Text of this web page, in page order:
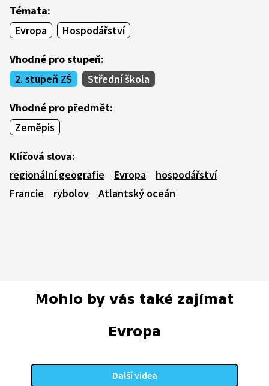
Témata:
Evropa
Hospodářství
Vhodné pro stupeň:
2. stupeň ZŠ
Střední škola
Vhodné pro předmět:
Zeměpis
Klíčová slova:
regionální geografie
Evropa
hospodářství
Francie
rybolov Atlantský oceán
Mohlo by vás také zajímat
Evropa
Další videa